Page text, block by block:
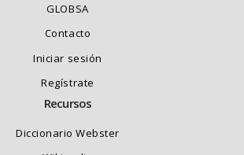
GLOBSA
Contacto
Iniciar sesión
Regístrate
Recursos
Diccionario Webster